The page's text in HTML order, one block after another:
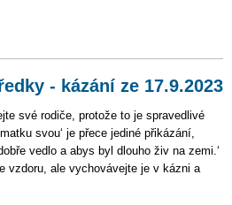
- kázání ze 17.9.2023
své rodiče, protože to je spravedlivé
svou‘ je přece jediné přikázání,
vedlo a abys byl dlouho živ na zemi.‘
vzdoru, ale vychovávejte je v kázni a